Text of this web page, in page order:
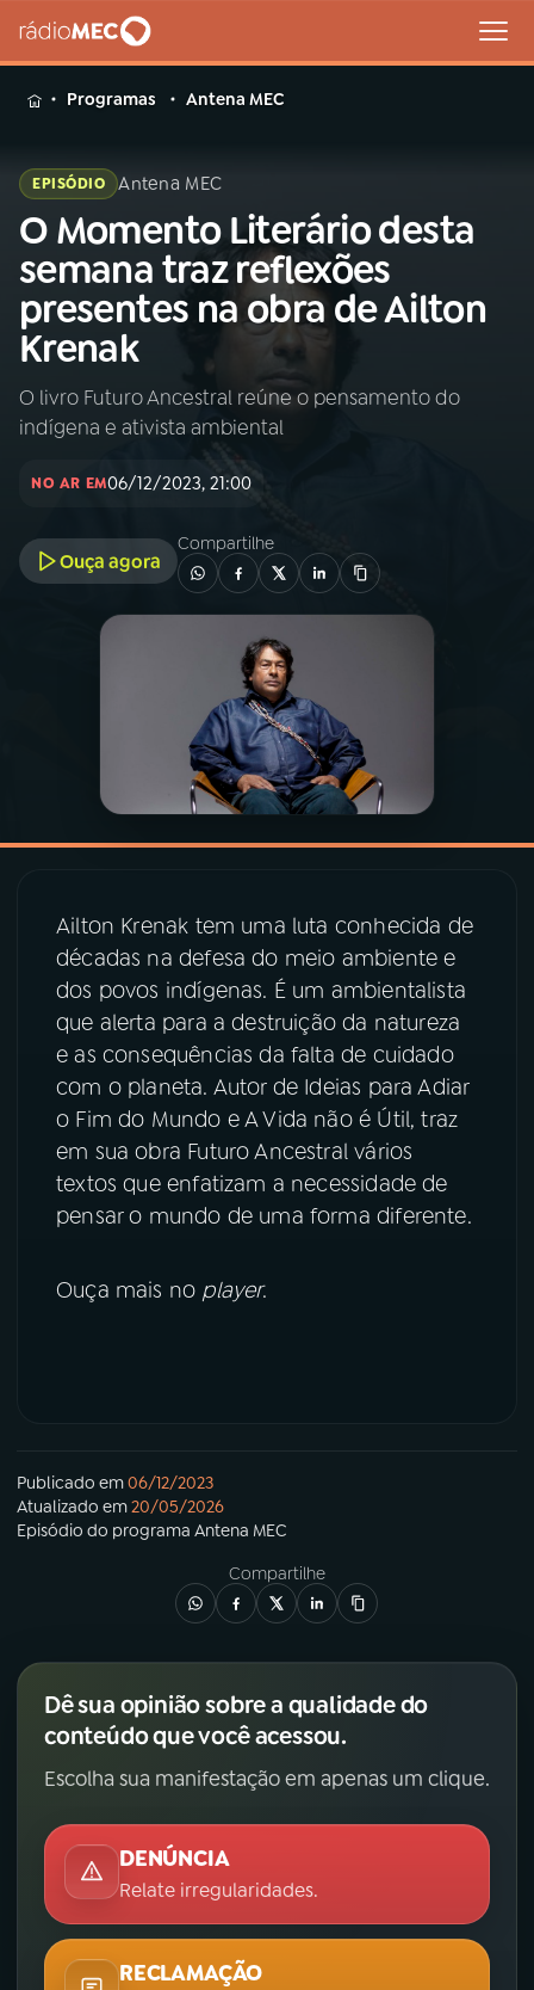
MENU
Buscar
na
Rádio
MEC
Buscar
Início
01INÍCIO
PROGRAMAÇÃO
08 PRÊMIO RÁDIO MEC
ACOMPANHE A RÁDIO MEC
YouTube Facebook
Instagram X
Programas Antena MEC
EPISÓDIO Antena MEC
O Momento Literário desta
semana traz reflexões
presentes na obra de Ailton
Krenak
O livro Futuro Ancestral reúne o pensamento do
indígena e ativista ambiental
NO AR EM06/12/2023, 21:00
Ouça agora
Compartilhe
Ailton Krenak tem uma luta conhecida de
décadas na defesa do meio ambiente e
dos povos indígenas. É um ambientalista
que alerta para a destruição da natureza
e as consequências da falta de cuidado
com o planeta. Autor de Ideias para Adiar
o Fim do Mundo e A Vida não é Útil, traz
em sua obra Futuro Ancestral vários
textos que enfatizam a necessidade de
pensar o mundo de uma forma diferente.
Ouça mais no player.
Publicado em06/12/2023
Atualizado em20/05/2026
Episódio do programa Antena MEC
Compartilhe
Dê sua opinião sobre a qualidade do
conteúdo que você acessou.
Escolha sua manifestação em apenas um clique.
DENÚNCIA
Relate irregularidades.
RECLAMAÇÃO